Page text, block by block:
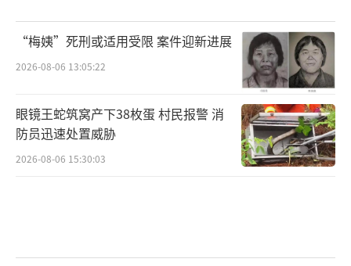
“梅姨”死刑或适用受限 案件迎新进展
2026-08-06 13:05:22
眼镜王蛇筑窝产下38枚蛋 村民报警 消
防员迅速处置威胁
2026-08-06 15:30:03